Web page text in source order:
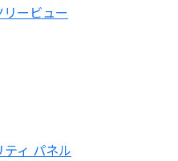
ービュー
ィ パネル